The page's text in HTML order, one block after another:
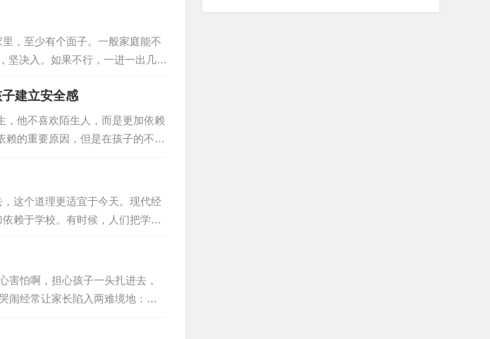
去了，哈林觉得有点累，索性坐
，至少有个面子。一般家庭能不
坚决入。如果不行，一进一出几十
30W。这几十个W，是你爸在太
打游戏吗?不能啊!作为扩招前的
建立安全感
，他不喜欢陌生人，而是更加依赖
的重要原因，但是在孩子的不安
的是一个年轻人之间的故事，在这
女，家里什么都要给弟弟，包括
就内向孤僻的女生，戴着一个耳
此保护自己的…
这个道理更适宜于今天。现代经
赖于学校。有时候，人们把学校
的。知识是死的，而学校却是在
个人的独特性，以使他成为社区
准化的个人…
害怕啊，担心孩子一头扎进去，
闹经常让家长陷入两难境地：坚
子之后留下心理阴影；心软买了的
怎么办才科学呢？别惊慌，孩子